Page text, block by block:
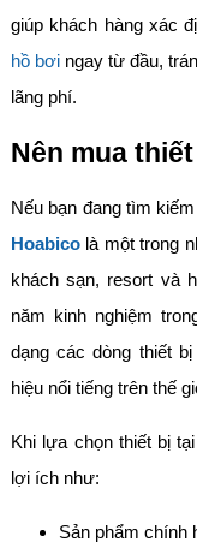
giúp khách hàng xác
hồ bơingay từ đầu,
lãng phí.
Nên mua
Nếu bạn đang tìm
Hoabicolà một trong
khách sạn, resort và
năm kinh nghiệm
dạng các dòng thiết
hiệu nổi tiếng trên thế
Khi lựa chọn thiết bị
lợi ích như:
Sản phẩm chính